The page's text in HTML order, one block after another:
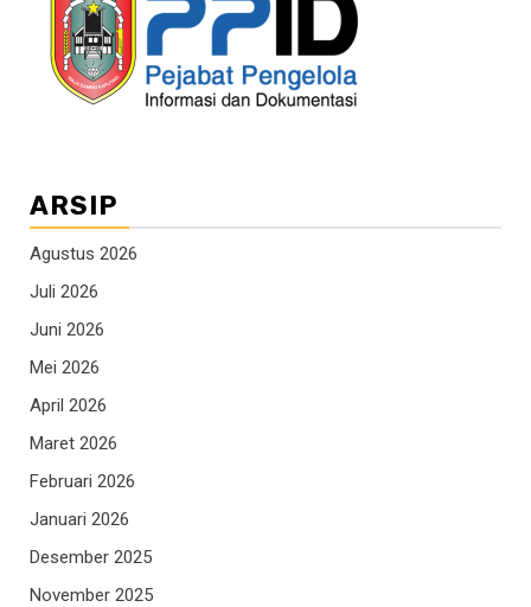
ARSIP
Agustus 2026
Juli 2026
Juni 2026
Mei 2026
April 2026
Maret 2026
Februari 2026
Januari 2026
Desember 2025
November 2025